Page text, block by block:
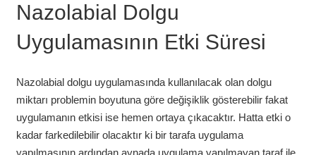
Nazolabial Dolgu
Uygulamasının Etki Süresi
Nazolabial dolgu uygulamasında kullanılacak olan dolgu
miktarı problemin boyutuna göre değişiklik gösterebilir fakat
uygulamanın etkisi ise hemen ortaya çıkacaktır. Hatta etki o
kadar farkedilebilir olacaktır ki bir tarafa uygulama
yapılmasının ardından aynada uygulama yapılmayan taraf ile